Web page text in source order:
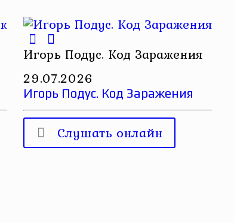
Игорь Подус. Код Заражения
29.07.2026
Игорь Подус. Код Заражения
Слушать онлайн